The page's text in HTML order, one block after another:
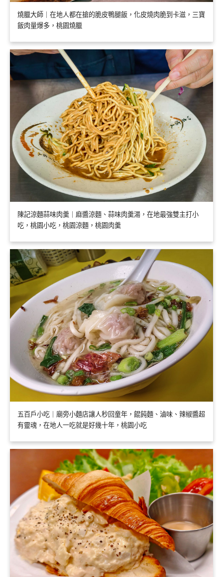
燒臘大師｜在地人都在搶的脆皮鴨腿飯，化皮燒肉脆到卡滋，三寶
飯肉量爆多，桃園燒臘
陳記涼麵蒜味肉羹｜麻醬涼麵、蒜味肉羹湯，在地最強雙主打小
吃，桃園小吃，桃園涼麵，桃園肉羹
五百戶小吃｜廟旁小麵店讓人秒回童年，餛飩麵、滷味、辣椒醬超
有靈魂，在地人一吃就是好幾十年，桃園小吃